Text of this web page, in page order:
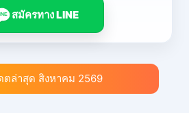
สมัครทาง LINE
ตล่าสุด สิงหาคม 2569